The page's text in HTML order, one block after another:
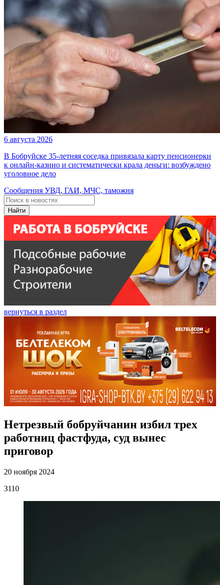
6 августа 2026
В Бобруйске 35-летняя соседка привязала карту пенсионерки
к онлайн-казино и систематически крала деньги: возбуждено
уголовное дело
Сообщения УВД, ГАИ, МЧС, таможня
Найти
вернуться в раздел
Нетрезвый бобруйчанин избил трех
работниц фастфуда, суд вынес
приговор
20 ноября 2024
3110